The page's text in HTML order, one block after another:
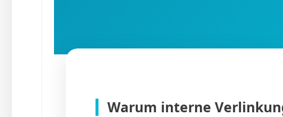
Warum interne